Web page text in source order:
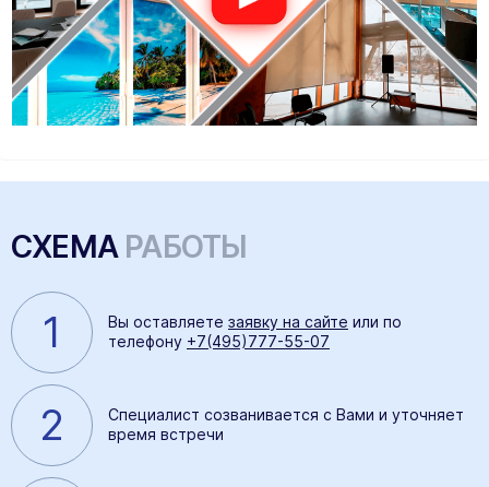
СХЕМА РАБОТЫ
1 Вы оставляете заявку на сайте или по
телефону +7(495)777-55-07
2
Специалист созванивается с Вами и уточняет
время встречи